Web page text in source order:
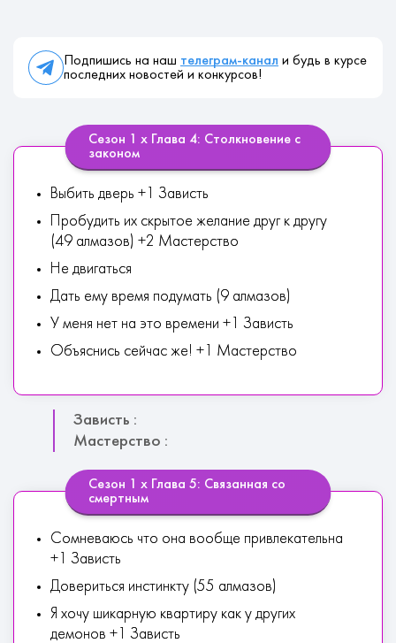
Подпишись на наш телеграм-канал и будь в курсе
последних новостей и конкурсов!
Сезон 1 х Глава 4: Столкновение с
законом
Выбить дверь +1 Зависть
Пробудить их скрытое желание друг к другу
(49 алмазов) +2 Мастерство
Не двигаться
Дать ему время подумать (9 алмазов)
У меня нет на это времени +1 Зависть
Объяснись сейчас же! +1 Мастерство
Зависть :
Мастерство :
Сезон 1 х Глава 5: Связанная со
смертным
Сомневаюсь что она вообще привлекательна
+1 Зависть
Довериться инстинкту (55 алмазов)
Я хочу шикарную квартиру как у других
демонов +1 Зависть